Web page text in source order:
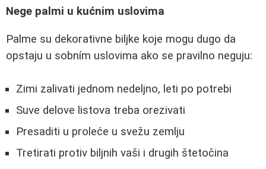
Nege palmi u kućnim uslovima
Palme su dekorativne biljke koje mogu dugo da
opstaju u sobním uslovima ako se pravilno neguju:
Zimi zalivati jednom nedeljno, leti po potrebi
Suve delove listova treba orezivati
Presaditi u proleće u svežu zemlju
Tretirati protiv biljnih vaši i drugih štetočina